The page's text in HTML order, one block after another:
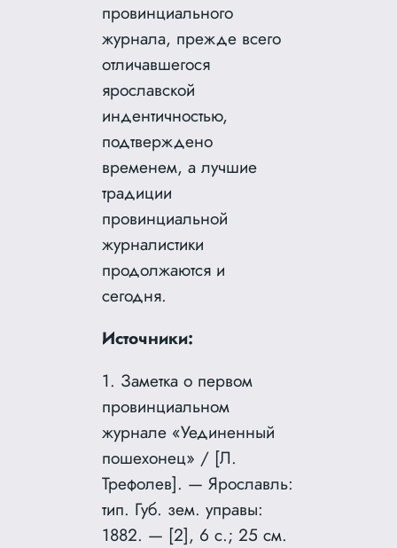
провинциального
журнала, прежде всего
отличавшегося
ярославской
индентичностью,
подтверждено
временем, а лучшие
традиции
провинциальной
журналистики
продолжаются и
сегодня.
Источники:
1. Заметка о первом
провинциальном
журнале «Уединенный
пошехонец» / [Л.
Трефолев]. — Ярославль:
тип. Губ. зем. управы:
1882. — [2], 6 с.; 25 см.